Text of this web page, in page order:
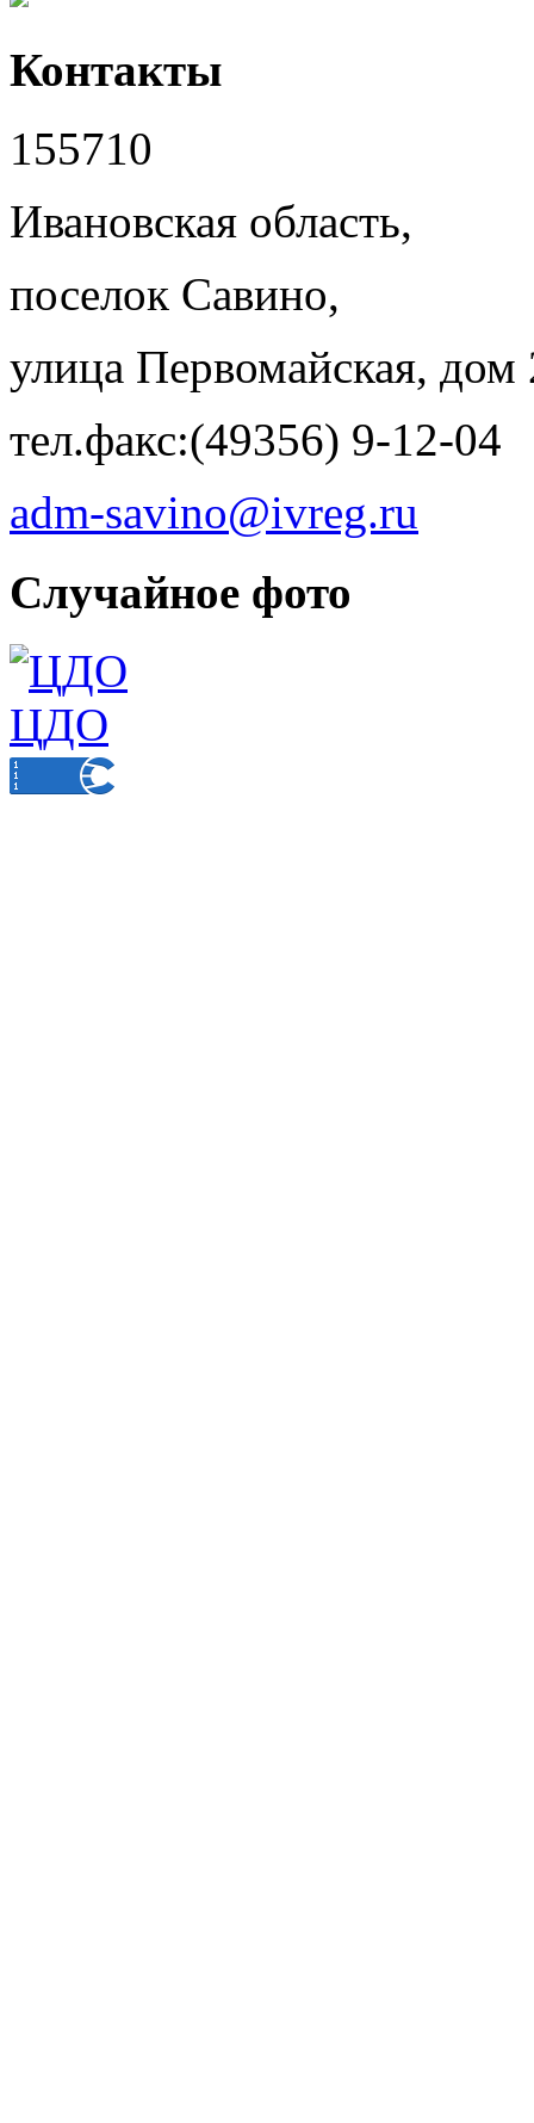
Контакты
155710
Ивановская область,
поселок Савино,
улица Первомайская, дом
тел.факс:(49356) 9-12-04
adm-savino@ivreg.ru
Случайное фото
ЦДО